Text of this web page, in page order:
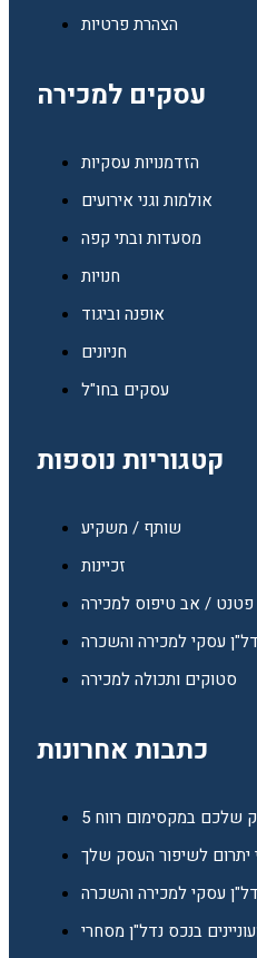
הצהרת פרטיות
עסקים למכירה
הזדמנויות עסקיות
אולמות וגני אירועים
מסעדות ובתי קפה
חנויות
אופנה וביגוד
חניונים
עסקים בחו"ל
קטגוריות נוספות
שותף / משקיע
זכיינות
פטנט / אב טיפוס למכירה
עסקי למכירה והשכרה
סטוקים ותכולה למכירה
כתבות אחרונות
שלכם במקסימום רווח
יתרום לשיפור העסק שלך
עסקי למכירה והשכרה